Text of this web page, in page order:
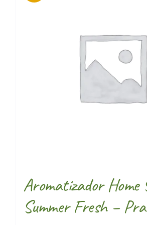
Aromatizador Home
Summer Fresh –